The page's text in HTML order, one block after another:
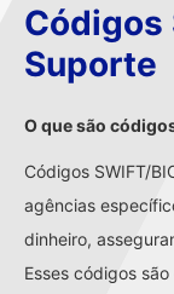
Códigos
Suporte
O que são
Códigos SWIFT/
agências
dinheiro,
Esses códigos